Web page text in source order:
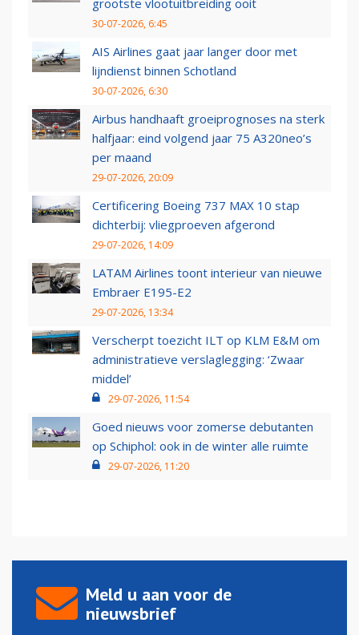
grootste vlootuitbreiding ooit
30-07-2026, 6:45
AIS Airlines gaat jaar langer door met
lijndienst binnen Schotland
30-07-2026, 6:30
Airbus handhaaft groeiprognoses na sterk
halfjaar: eind volgend jaar 75 A320neo’s
per maand
29-07-2026, 20:09
Certificering Boeing 737 MAX 10 stap
dichterbij: vliegproeven afgerond
29-07-2026, 14:09
LATAM Airlines toont interieur van nieuwe
Embraer E195-E2
29-07-2026, 13:34
Verscherpt toezicht ILT op KLM E&M om
administratieve verslaglegging: ‘Zwaar
middel’
29-07-2026, 11:54
Goed nieuws voor zomerse debutanten
op Schiphol: ook in de winter alle ruimte
29-07-2026, 11:20
Meld u aan voor de
nieuwsbrief